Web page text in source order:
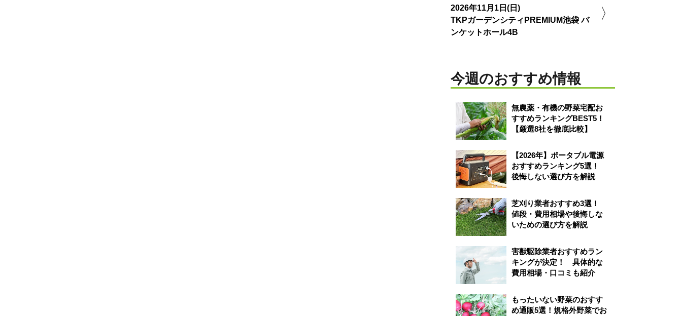
2026年11月1日(日)
TKPガーデンシティPREMIUM池袋 バ
ンケットホール4B
今週のおすすめ情報
無農薬・有機の野菜宅配お
すすめランキングBEST5！
【厳選8社を徹底比較】
【2026年】ポータブル電源
おすすめランキング5選！
後悔しない選び方を解説
芝刈り業者おすすめ3選！
値段・費用相場や後悔しな
いための選び方を解説
害獣駆除業者おすすめラン
キングが決定！ 具体的な
費用相場・口コミも紹介
もったいない野菜のおすす
め通販5選！規格外野菜でお